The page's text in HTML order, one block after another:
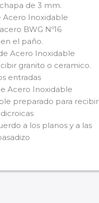
de 3 mm.
Acero Inoxidable
BWG Nº16
el paño.
Acero Inoxidable
granito o ceramico.
entradas
Acero Inoxidable
preparado para recibir
a los planos y a las